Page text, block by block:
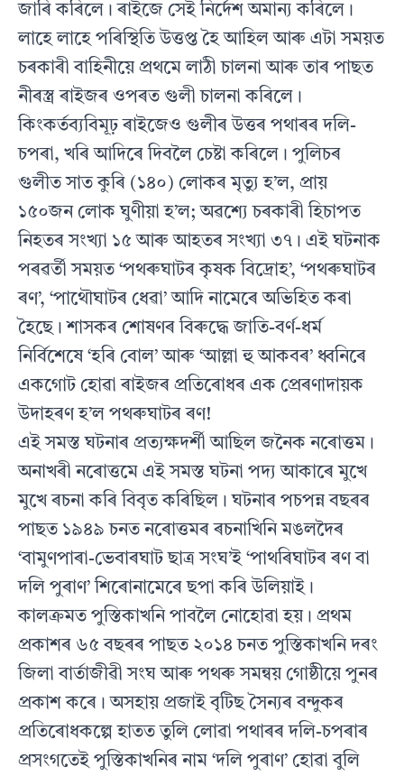
জাৰি কৰিলে। ৰাইজে সেই নিৰ্দেশ অমান্য কৰিলে।
লাহে লাহে পৰিস্থিতি উত্তপ্ত হৈ আহিল আৰু এটা সময়ত
চৰকাৰী বাহিনীয়ে প্ৰথমে লাঠী চালনা আৰু তাৰ পাছত
নীৰস্ত্ৰ ৰাইজৰ ওপৰত গুলী চালনা কৰিলে।
কিংকৰ্তব্যবিমূঢ় ৰাইজেও গুলীৰ উত্তৰ পথাৰৰ দলি-
চপৰা, খৰি আদিৰে দিবলৈ চেষ্টা কৰিলে। পুলিচৰ
গুলীত সাত কুৰি (১৪০) লোকৰ মৃত্যু হ’ল, প্ৰায়
১৫০জন লোক ঘুণীয়া হ’ল; অৱশ্যে চৰকাৰী হিচাপত
নিহতৰ সংখ্যা ১৫ আৰু আহতৰ সংখ্যা ৩৭। এই ঘটনাক
পৰৱৰ্তী সময়ত ‘পথৰুঘাটৰ কৃষক বিদ্ৰোহ’, ‘পথৰুঘাটৰ
ৰণ’, ‘পাথৌঘাটৰ ধেৱা’ আদি নামেৰে অভিহিত কৰা
হৈছে। শাসকৰ শোষণৰ বিৰুদ্ধে জাতি-বৰ্ণ-ধৰ্ম
নিৰ্বিশেষে ‘হৰি বোল’ আৰু ‘আল্লা হু আকবৰ’ ধ্বনিৰে
একগোট হোৱা ৰাইজৰ প্ৰতিৰোধৰ এক প্ৰেৰণাদায়ক
উদাহৰণ হ’ল পথৰুঘাটৰ ৰণ!
এই সমস্ত ঘটনাৰ প্ৰত্যক্ষদৰ্শী আছিল জনৈক নৰোত্তম।
অনাখৰী নৰোত্তমে এই সমস্ত ঘটনা পদ্য আকাৰে মুখে
মুখে ৰচনা কৰি বিবৃত কৰিছিল। ঘটনাৰ পচপন্ন বছৰৰ
পাছত ১৯৪৯ চনত নৰোত্তমৰ ৰচনাখিনি মঙলদৈৰ
‘বামুণপাৰা-ভেবাৰঘাট ছাত্ৰ সংঘ’ই ‘পাথৰিঘাটৰ ৰণ বা
দলি পুৰাণ’ শিৰোনামেৰে ছপা কৰি উলিয়াই।
কালক্ৰমত পুস্তিকাখনি পাবলৈ নোহোৱা হয়। প্ৰথম
প্ৰকাশৰ ৬৫ বছৰৰ পাছত ২০১৪ চনত পুস্তিকাখনি দৰং
জিলা বাৰ্তাজীৱী সংঘ আৰু পথৰু সমন্বয় গোষ্ঠীয়ে পুনৰ
প্ৰকাশ কৰে। অসহায় প্ৰজাই বৃটিছ সৈন্যৰ বন্দুকৰ
প্ৰতিৰোধকল্পে হাতত তুলি লোৱা পথাৰৰ দলি-চপৰাৰ
প্ৰসংগতেই পুস্তিকাখনিৰ নাম ‘দলি পুৰাণ’ হোৱা বুলি